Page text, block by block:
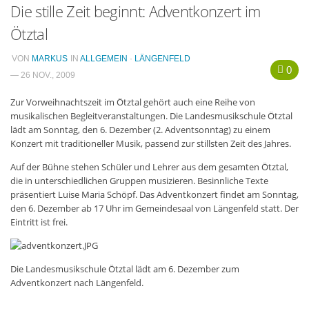
Free W-LAN Verzeichnis Ötztal
Impressum
Kontakt
Datenschutzerklärung
Die stille Zeit beginnt: Adventkonzert im
Ötztal
0
VON MARKUS IN ALLGEMEIN · LÄNGENFELD
— 26 NOV., 2009
Zur Vorweihnachtszeit im Ötztal gehört auch eine Reihe von
musikalischen Begleitveranstaltungen. Die Landesmusikschule Ötztal
lädt am Sonntag, den 6. Dezember (2. Adventsonntag) zu einem
Konzert mit traditioneller Musik, passend zur stillsten Zeit des Jahres.
Auf der Bühne stehen Schüler und Lehrer aus dem gesamten Ötztal,
die in unterschiedlichen Gruppen musizieren. Besinnliche Texte
präsentiert Luise Maria Schöpf. Das Adventkonzert findet am Sonntag,
den 6. Dezember ab 17 Uhr im Gemeindesaal von Längenfeld statt. Der
Eintritt ist frei.
Die Landesmusikschule Ötztal lädt am 6. Dezember zum
Adventkonzert nach Längenfeld.